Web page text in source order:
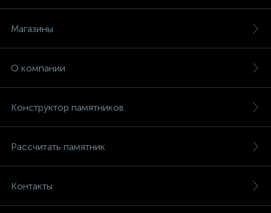
Магазины
О компании
Конструктор памятников
Рассчитать памятник
Контакты